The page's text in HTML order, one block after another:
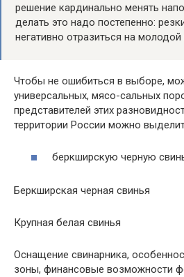
решение кардинально менять
делать это надо постепенно:
негативно отразиться на молодой
Чтобы не ошибиться в выборе,
универсальных, мясо-сальных
представителей этих
территории России можно
беркширскую черную
Беркширская черная свинья
Крупная белая свинья
Оснащение свинарника,
зоны, финансовые возможности